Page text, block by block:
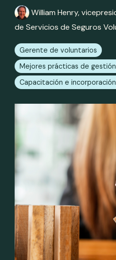
William Henry,
de Servicios de Seguros
Gerente de voluntarios
Mejores prácticas de
Capacitación e